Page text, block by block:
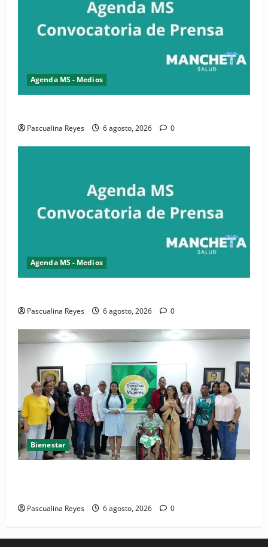
Agenda MS - Medios
Pascualina Reyes 6 agosto, 2026 0
Agenda MS - Medios
Pascualina Reyes 6 agosto, 2026 0
Bienestar
Pascualina Reyes 6 agosto, 2026 0